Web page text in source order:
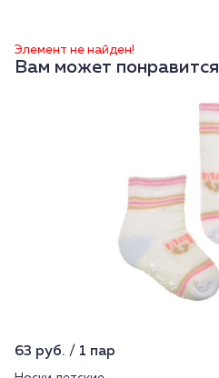
Элемент не найден!
Вам может понравится
63 руб. / 1 пар